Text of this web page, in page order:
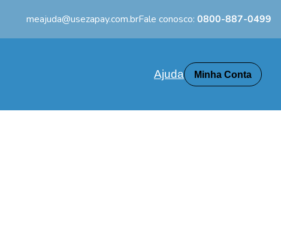
meajuda@usezapay.com.brFale conosco: 0800-887-0499
Ajuda Minha Conta